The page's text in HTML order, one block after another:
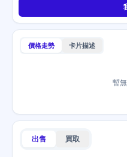
價格走勢 卡片描述
暫
出售 買取